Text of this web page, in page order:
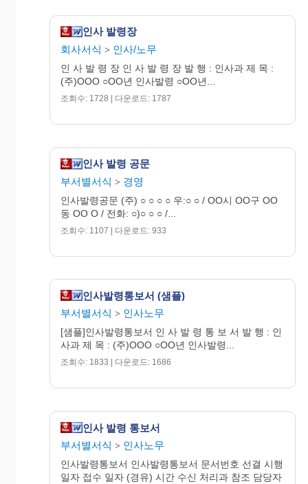
20 년 월 일
주식회사
인사 발령장
회사서식 > 인사/노무
인 사 발 령 장 인 사 발 령 장 발 행 : 인사과 제 목 :
(주)OOO ○OO년 인사발령 ○OO년...
조회수: 1728 | 다운로드: 1787
인사 발령 공문
부서별서식 > 경영
인사발령공문 (주) ○ ○ ○ ○ 우:○ ○ / OO시 OO구 OO
동 OO O / 전화: ○)○ ○ ○ /...
조회수: 1107 | 다운로드: 933
인사발령통보서 (샘플)
부서별서식 > 인사노무
[샘플]인사발령통보서 인 사 발 령 통 보 서 발 행 : 인
사과 제 목 : (주)OOO ○OO년 인사발령...
조회수: 1833 | 다운로드: 1686
인사 발령 통보서
부서별서식 > 인사노무
인사발령통보서 인사발령통보서 문서번호 선결 시행
일자 접수 일자 (경유) 시간 수신 처리과 참조 담당자